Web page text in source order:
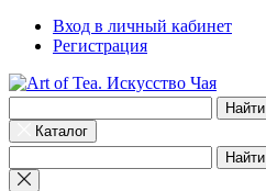
Вход в личный кабинет
Регистрация
Найти
Каталог
Найти